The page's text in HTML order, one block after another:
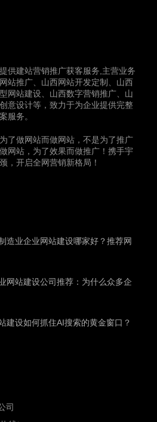
供建站营销推广获客服务,主营业务
站推广、山西网站开发定制、山西
网站建设、山西数字营销推广、山
意设计等，致力于为企业提供完整
服务。
了做网站而做网站，不是为了推广
网站，为了效果而做推广！携手宇
，开启全网营销新格局！
造业企业网站建设哪家好？推荐网
网站建设公司推荐：为什么众多企
建设如何抓住AI搜索的黄金窗口？
司